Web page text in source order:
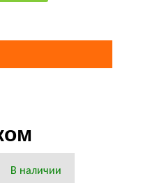
В наличии